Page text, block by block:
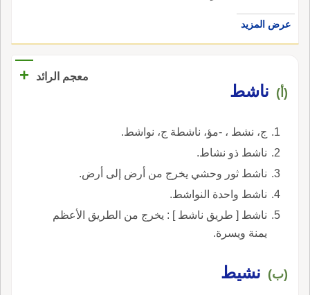
عرض المزيد
معجم الرائد +
(أ) ناشط
ج، نشط ، -مؤ، ناشطة ج، نواشط.
ناشط ذو نشاط.
ناشط ثور وحشي يخرج من أرض إلى أرض.
ناشط واحدة النواشط.
ناشط [ طريق ناشط ] : يخرج من الطريق الأعظم
يمنة ويسرة.
(ب) نشيط